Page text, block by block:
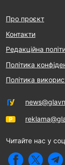
Про проєкт
Контакти
Редакційна
Політика
Політика
Читайте нас у